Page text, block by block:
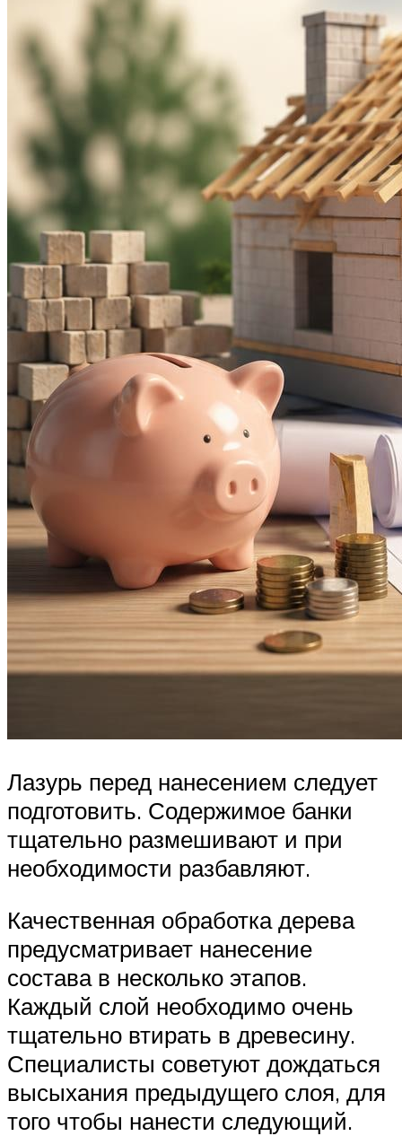
Лазурь перед нанесением следует
подготовить. Содержимое банки
тщательно размешивают и при
необходимости разбавляют.
Качественная обработка дерева
предусматривает нанесение
состава в несколько этапов.
Каждый слой необходимо очень
тщательно втирать в древесину.
Специалисты советуют дождаться
высыхания предыдущего слоя, для
того чтобы нанести следующий.